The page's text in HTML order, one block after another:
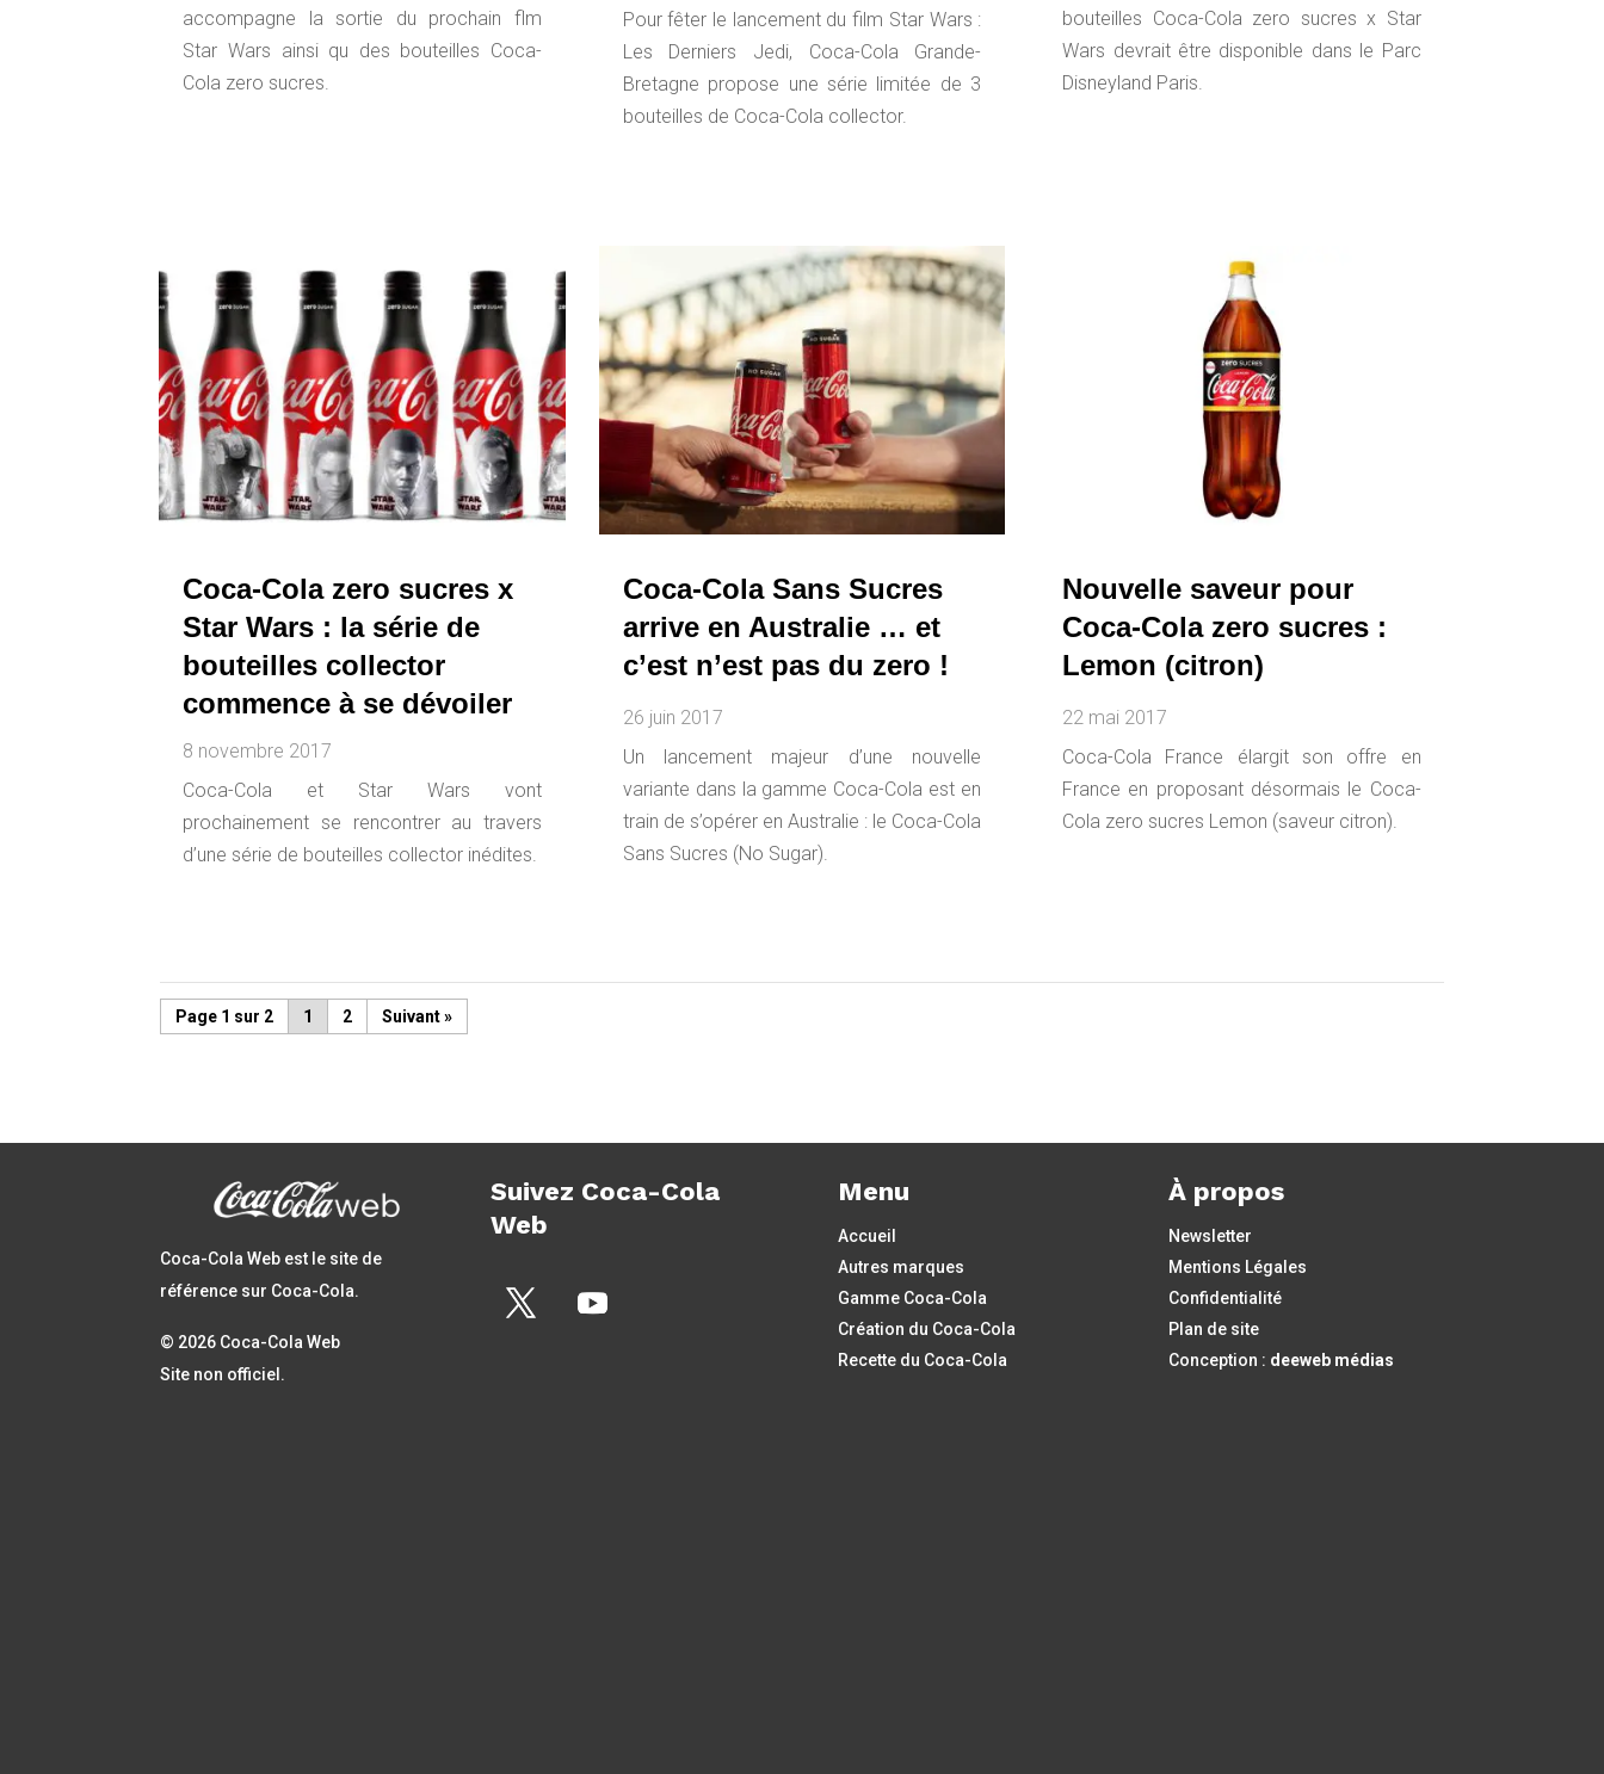
accompagne la sortie du prochain flm
Star Wars ainsi qu des bouteilles Coca-
Cola zero sucres.
Pour fêter le lancement du film Star Wars :
Les Derniers Jedi, Coca-Cola Grande-
Bretagne propose une série limitée de 3
bouteilles de Coca-Cola collector.
bouteilles Coca-Cola zero sucres x Star
Wars devrait être disponible dans le Parc
Disneyland Paris.
Coca-Cola zero sucres x
Star Wars : la série de
bouteilles collector
commence à se dévoiler
8 novembre 2017
Coca-Cola et Star Wars vont
prochainement se rencontrer au travers
d’une série de bouteilles collector inédites.
Coca-Cola Sans Sucres
arrive en Australie … et
c’est n’est pas du zero !
26 juin 2017
Un lancement majeur d’une nouvelle
variante dans la gamme Coca-Cola est en
train de s’opérer en Australie : le Coca-Cola
Sans Sucres (No Sugar).
Nouvelle saveur pour
Coca-Cola zero sucres :
Lemon (citron)
22 mai 2017
Coca-Cola France élargit son offre en
France en proposant désormais le Coca-
Cola zero sucres Lemon (saveur citron).
Page 1 sur 2 1 2 »
Coca-Cola Web est le site de
référence sur Coca-Cola.
© 2026 Coca-Cola Web
Site non officiel.
Suivez Coca-Cola
Web
Menu
Accueil
Autres marques
Gamme Coca-Cola
Création du Coca-Cola
Recette du Coca-Cola
À propos
Newsletter
Mentions Légales
Confidentialité
Plan de site
Conception : deeweb médias